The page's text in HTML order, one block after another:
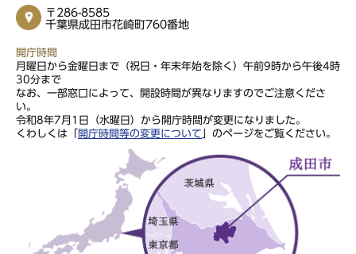
〒286-8585
千葉県成田市花崎町760番地
開庁時間
月曜日から金曜日まで（祝日・年末年始を除く）午前9時から午後4時
30分まで
なお、一部窓口によって、開設時間が異なりますのでご注意くださ
い。
令和8年7月1日（水曜日）から開庁時間が変更になりました。
くわしくは「
開庁時間等の変更について 」のページをご覧ください。